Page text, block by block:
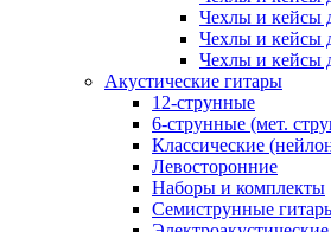
Чехлы и кейсы
Чехлы и кейсы
Чехлы и кейсы
Акустические гитары
12-струнные
6-струнные (мет.
Классические
Левосторонние
Наборы и комплекты
Семиструнные